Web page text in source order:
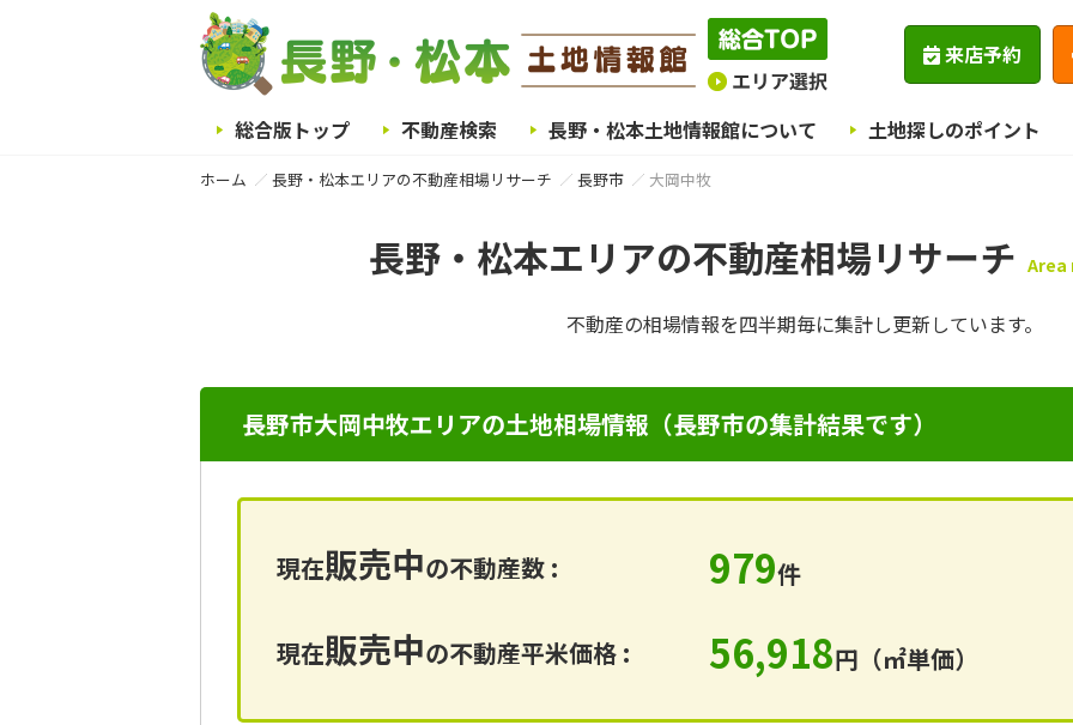
来店予約
総合版トップ 不動産検索 長野・松本土地情報館について 土地探しのポイント
ホーム 長野・松本エリアの不動産相場リサーチ 長野市 大岡中牧
長野・松本エリアの不動産相場リサーチ
不動産の相場情報を四半期毎に集計し更新しています。
長野市大岡中牧エリアの土地相場情報（長野市の集計結果です）
現在販売中の不動産数 : 979件
現在販売中の不動産平米価格 : 56,918円（㎡単価）